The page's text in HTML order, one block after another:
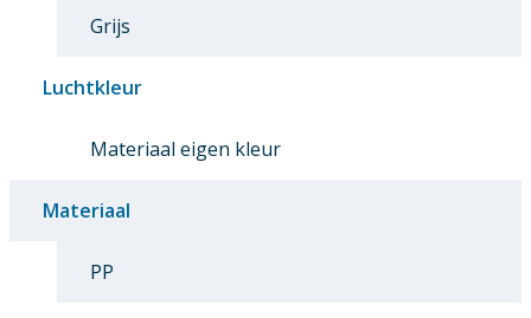
Grijs
Luchtkleur
Materiaal eigen kleur
Materiaal
PP